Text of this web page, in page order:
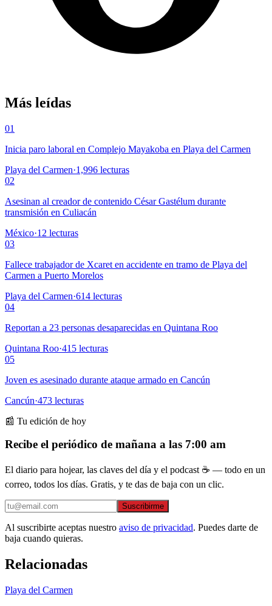
Más leídas
01
Inicia paro laboral en Complejo Mayakoba en Playa del Carmen
Playa del Carmen·1,996 lecturas
02
Asesinan al creador de contenido César Gastélum durante
transmisión en Culiacán
México·12 lecturas
03
Fallece trabajador de Xcaret en accidente en tramo de Playa del
Carmen a Puerto Morelos
Playa del Carmen·614 lecturas
04
Reportan a 23 personas desaparecidas en Quintana Roo
Quintana Roo·415 lecturas
05
Joven es asesinado durante ataque armado en Cancún
Cancún·473 lecturas
📰 Tu edición de hoy
Recibe el periódico de mañana a las 7:00 am
El diario para hojear, las claves del día y el podcast ☕ — todo en un
correo, todos los días. Gratis, y te das de baja con un clic.
Suscribirme
Al suscribirte aceptas nuestro aviso de privacidad. Puedes darte de
baja cuando quieras.
Relacionadas
Playa del Carmen